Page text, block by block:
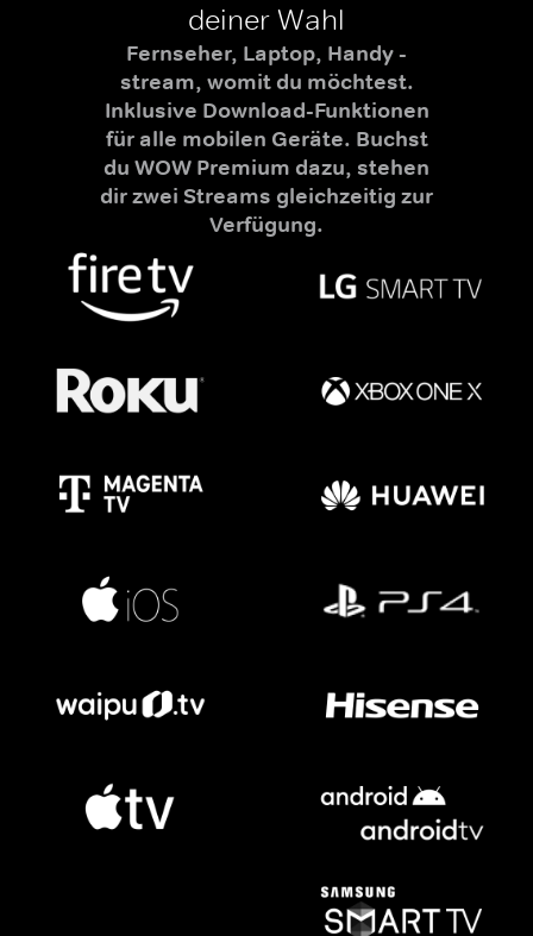
deiner Wahl
Fernseher, Laptop, Handy -
stream, womit du möchtest.
Inklusive Download-Funktionen
für alle mobilen Geräte. Buchst
du WOW Premium dazu, stehen
dir zwei Streams gleichzeitig zur
Verfügung.